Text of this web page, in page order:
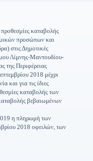
καταβολής
προσώπων και
στις Δημοτικές
Λίμνης-Μαντουδίου-
της Περιφέρειας
2018 μέχρι
και για τις ίδιες
καταβολής των
βεβαιωμένων
η πληρωμή των
2018 οφειλών, των